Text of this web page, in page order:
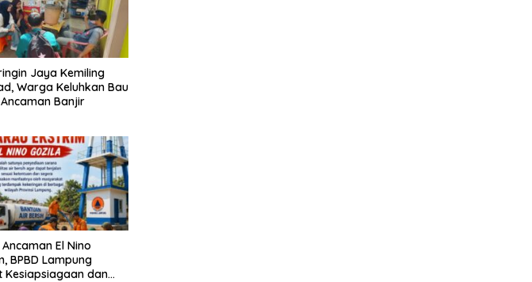
Jaya Kemiling
Warga Keluhkan Bau
Banjir
El Nino
BPBD Lampung
Kesiapsiagaan dan